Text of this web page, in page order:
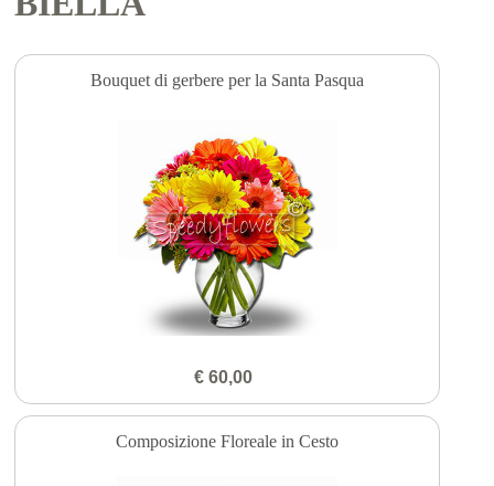
Bouquet di gerbere per la Santa Pasqua
€ 60,00
Composizione Floreale in Cesto